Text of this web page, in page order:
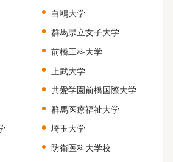
白鴎大学
群馬県立女子大学
前橋工科大学
上武大学
共愛学園前橋国際大学
群馬医療福祉大学
埼玉大学
防衛医科大学校